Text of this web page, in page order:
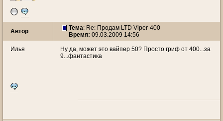
Автор Тема: Re: Продам LTD Viper-400
Время: 09.03.2009 14:56
Илья
Ну да, может это вайпер 50? Просто гриф от 400...за
9...фантастика